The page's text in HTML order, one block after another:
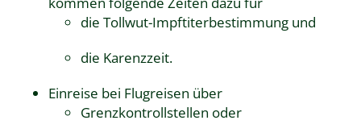
die Tollwut-Impftiterbestimmung und
die Karenzzeit.
Einreise bei Flugreisen über
Grenzkontrollstellen oder